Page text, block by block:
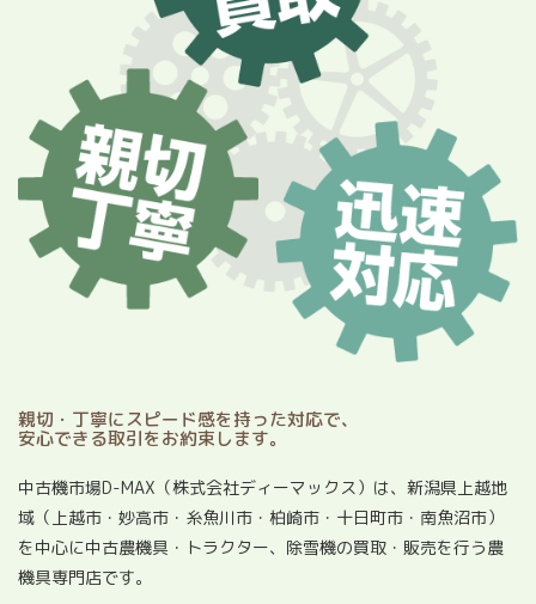
親切・丁寧にスピード感を持った対応で、
安心できる取引をお約束します。
中古機市場D-MAX（株式会社ディーマックス）は、新潟県上越地
域（上越市・妙高市・糸魚川市・柏崎市・十日町市・南魚沼市）
を中心に中古農機具・トラクター、除雪機の買取・販売を行う農
機具専門店です。